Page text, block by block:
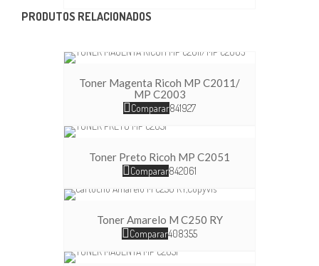
PRODUTOS RELACIONADOS
Toner Magenta Ricoh MP C2011/
MP C2003
Comparar841927
Toner Preto Ricoh MP C2051
Comparar842061
Toner Amarelo M C250 RY
Comparar408355